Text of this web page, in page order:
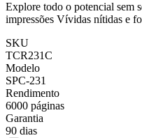
Explore todo o potencial sem
impressões Vívidas nítidas e
SKU
TCR231C
Modelo
SPC-231
Rendimento
6000 páginas
Garantia
90 dias